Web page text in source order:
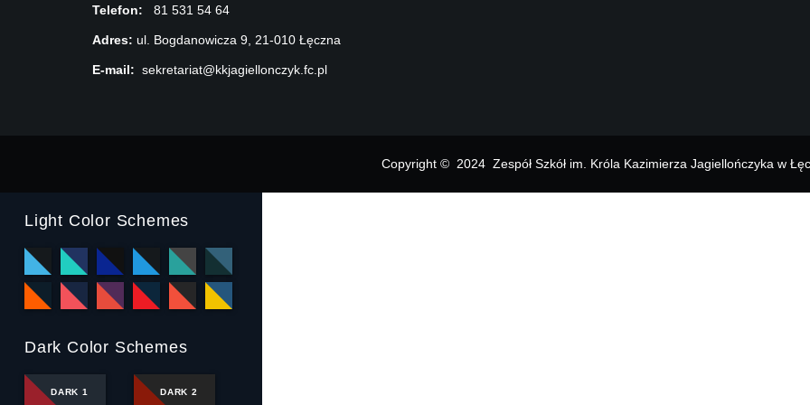
Telefon: 81 531 54 64
Adres: ul. Bogdanowicza 9, 21-010 Łęczna
E-mail: sekretariat@kkjagiellonczyk.fc.pl
Copyright © 2024 Zespół Szkół im. Króla Kazimierza Jagiellończyka w
Light Color Schemes
Dark Color Schemes
DARK 1 DARK 2